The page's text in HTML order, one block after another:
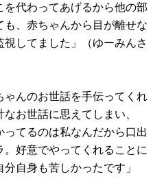
代わってあげるから他の部
、赤ちゃんから目が離せな
してました」（ゆーみんさ
ゃんのお世話を手伝ってくれ
お世話に思えてしまい、
ってるのは私なんだから口出
好意でやってくれることに
自身も苦しかったです」